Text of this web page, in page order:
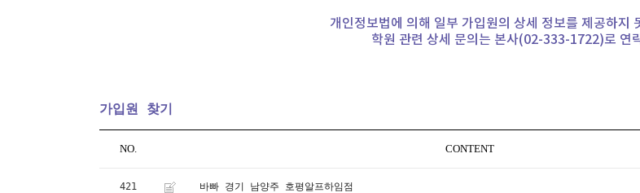
개인정보법에 의해 일부 가입원의 상세 정보를 제공하지
학원 관련 상세 문의는 본사(02-333-1722)로 연
가입원 찾기
NO. CONTENT
421 바빠 경기 남양주 호평알프하임점